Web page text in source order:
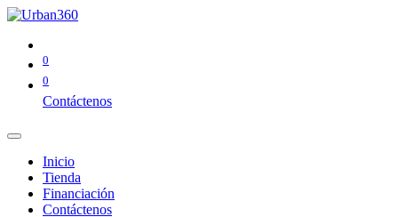
0
0
Contáctenos
Inicio
Tienda
Financiación
Contáctenos